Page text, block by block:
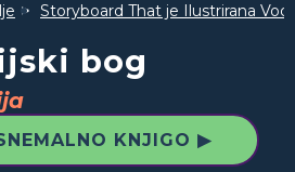
Storyboard That je Ilustrirana
bog
KNJIGO ▶